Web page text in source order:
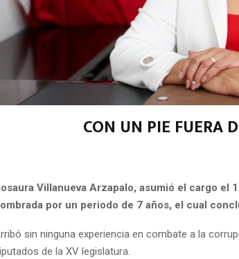
CON UN PIE FUERA
Villanueva Arzapalo, asumió el cargo el
por un periodo de 7 años, el cual
sin ninguna experiencia en combate a la
de la XV legislatura.